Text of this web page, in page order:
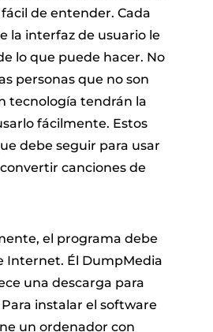
de entender. Cada
la interfaz de usuario le
lo que puede hacer. No
personas que no son
tecnología tendrán la
fácilmente. Estos
debe seguir para usar
canciones de
el programa debe
Internet. Él DumpMedia
una descarga para
instalar el software
un ordenador con